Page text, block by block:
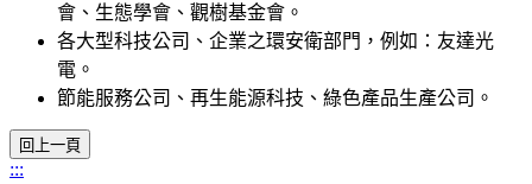
會、生態學會、觀樹基金會。
各大型科技公司、企業之環安衛部門，例如：友達光
電。
節能服務公司、再生能源科技、綠色產品生產公司。
:::